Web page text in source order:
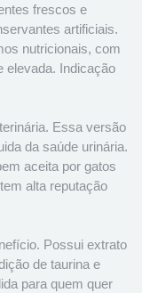
frescos e
artificiais.
nutricionais, com
elevada. Indicação
Essa versão
da saúde urinária.
aceita por gatos
alta reputação
Possui extrato
de taurina e
para quem quer